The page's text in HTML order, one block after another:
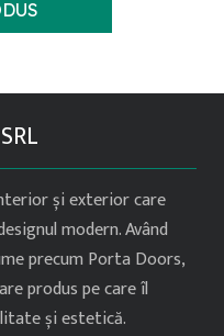
product
multiple
options
may
be
chosen
on
the
și exterior care
modern. Având
precum Porta Doors,
produs pe care îl
și estetică.